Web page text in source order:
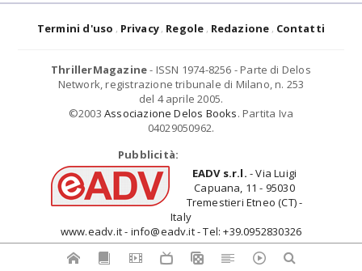
Termini d'uso Privacy Regole Redazione Contatti
ThrillerMagazine- ISSN 1974-8256 - Parte di Delos
Network, registrazione tribunale di Milano, n. 253
del 4 aprile 2005.
©2003 Associazione Delos Books. Partita Iva
04029050962.
Pubblicità:
EADV s.r.l. - Via Luigi
Capuana, 11 - 95030
Tremestieri Etneo (CT) -
Italy
www.eadv.it - info@eadv.it - Tel: +39.0952830326